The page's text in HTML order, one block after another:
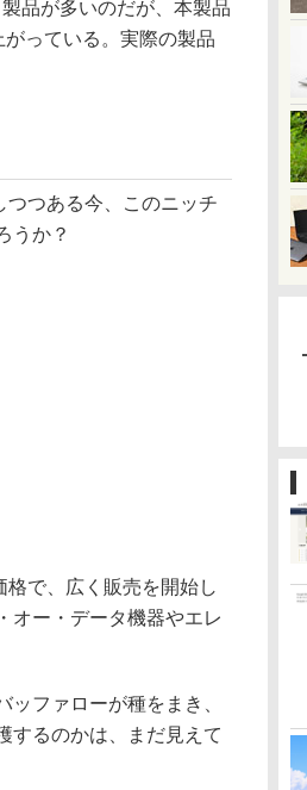
品が多いのだが、本製品
っている。実際の製品
つある今、このニッチ
うか？
で、広く販売を開始し
オー・データ機器やエレ
ファローが種をまき、
するのかは、まだ見えて